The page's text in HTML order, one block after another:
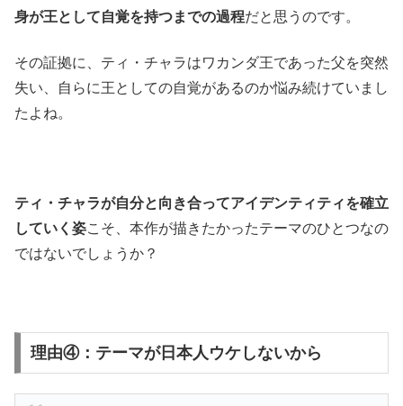
身が王として自覚を持つまでの過程だと思うのです。
その証拠に、ティ・チャラはワカンダ王であった父を突然
失い、自らに王としての自覚があるのか悩み続けていまし
たよね。
ティ・チャラが自分と向き合ってアイデンティティを確立
していく姿こそ、本作が描きたかったテーマのひとつなの
ではないでしょうか？
理由④：テーマが日本人ウケしないから